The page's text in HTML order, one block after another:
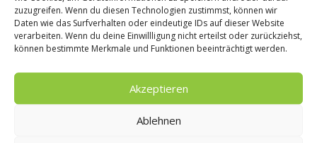
zuzugreifen. Wenn du diesen Technologien zustimmst, können wir
Daten wie das Surfverhalten oder eindeutige IDs auf dieser Website
verarbeiten. Wenn du deine Einwillligung nicht erteilst oder zurückziehst,
können bestimmte Merkmale und Funktionen beeinträchtigt werden.
Akzeptieren
Ablehnen
Gastro & Gourmet
Jetzt Tickets für die eat&STYLE 2011 sichern
Genuss, Gastlichkeit und Lifestyle wieder in vier Städten
Deutschlands Station: Köln, München, Nürnberg und Stuttgart.
Neben der Präsentation ausgewählter Qualitätsprodukte bietet
die eat&STYLE ein attraktives Rahmenprogramm, unter